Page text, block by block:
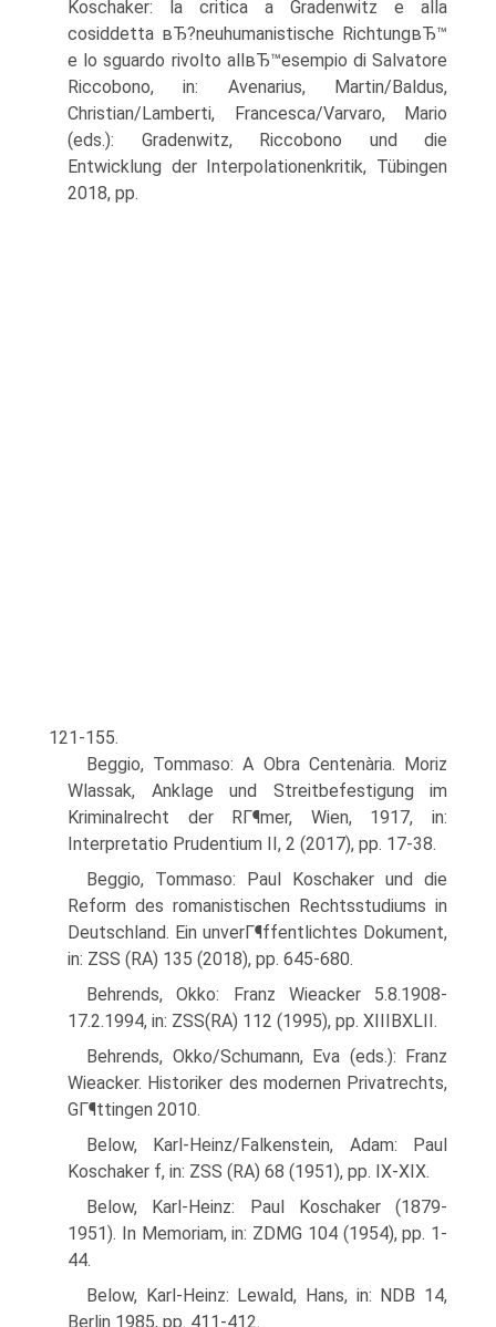
Koschaker: la critica a Gradenwitz e alla
cosiddetta вЂ?neuhumanistische RichtungвЂ™
e lo sguardo rivolto allвЂ™esempio di Salvatore
Riccobono, in: Avenarius, Martin/Baldus,
Christian/Lamberti, Francesca/Varvaro, Mario
(eds.): Gradenwitz, Riccobono und die
Entwicklung der Interpolationenkritik, Tübingen
2018, pp.
121-155.
Beggio, Tommaso: A Obra Centenària. Moriz
Wlassak, Anklage und Streitbefestigung im
Kriminalrecht der RГ¶mer, Wien, 1917, in:
Interpretatio Prudentium II, 2 (2017), pp. 17-38.
Beggio, Tommaso: Paul Koschaker und die
Reform des romanistischen Rechtsstudiums in
Deutschland. Ein unverГ¶ffentlichtes Dokument,
in: ZSS (RA) 135 (2018), pp. 645-680.
Behrends, Okko: Franz Wieacker 5.8.1908-
17.2.1994, in: ZSS(RA) 112 (1995), pp. XIIIВ­XLII.
Behrends, Okko/Schumann, Eva (eds.): Franz
Wieacker. Historiker des modernen Privatrechts,
GГ¶ttingen 2010.
Below, Karl-Heinz/Falkenstein, Adam: Paul
Koschaker f, in: ZSS (RA) 68 (1951), pp. IX-XIX.
Below, Karl-Heinz: Paul Koschaker (1879-
1951). In Memoriam, in: ZDMG 104 (1954), pp. 1-
44.
Below, Karl-Heinz: Lewald, Hans, in: NDB 14,
Berlin 1985, pp. 411-412.